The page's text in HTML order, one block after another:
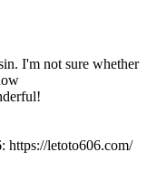
I'm not sure whether
https://letoto606.com/